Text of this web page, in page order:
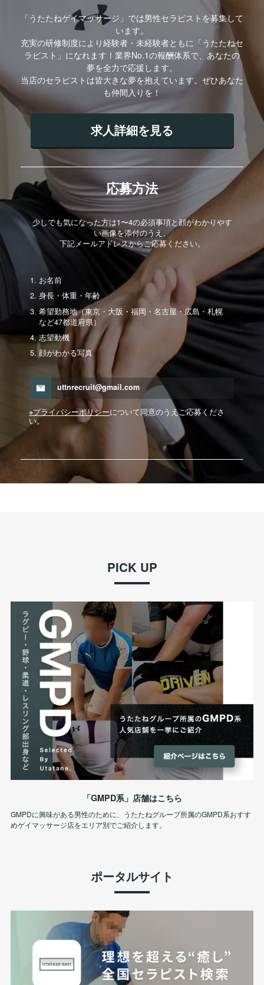
「うたたねゲイマッサージ」では男性セラピストを募集して
います。
充実の研修制度により経験者・未経験者ともに「うたたねセ
ラピスト」になれます！業界No.1の報酬体系で、あなたの
夢を全力で応援します。
当店のセラピストは皆大きな夢を抱えています。ぜひあなた
も仲間入りを！
求人詳細を見る
応募方法
少しでも気になった方は1〜4の必須事項と顔がわかりやす
い画像を添付のうえ、
下記メールアドレスからご応募ください。
お名前
身長・体重・年齢
希望勤務地（東京・大阪・福岡・名古屋・広島・札幌
など47都道府県）
志望動機
顔がわかる写真
uttnrecruit@gmail.com
※プライバシーポリシーについて同意のうえご応募くださ
い。
PICK UP
「GMPD系」店舗はこちら
GMPDに興味がある男性のために、うたたねグループ所属のGMPD系おすす
めゲイマッサージ店をエリア別でご紹介します。
ポータルサイト